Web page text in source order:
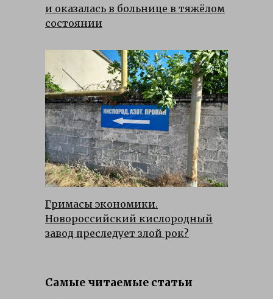
и оказалась в больнице в тяжёлом
состоянии
Гримасы экономики.
Новороссийский кислородный
завод преследует злой рок?
Самые читаемые статьи